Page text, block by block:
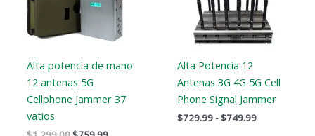
Alta potencia de mano
12 antenas 5G
Cellphone Jammer 37
vatios
Alta Potencia 12
Antenas 3G 4G 5G Cell
Phone Signal Jammer
$729.99 -$749.99